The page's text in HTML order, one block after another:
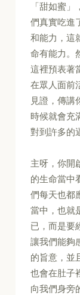
「甜如蜜
們真實吃進
和能力，這
命有能力。
這裡預表著
在眾人面前
見證，傳講
時候就會充
對到許多的
主呀，你開
的生命當中
們每天也都
當中，也就
已，而是要
讓我們能夠
的旨意，並
也會在肚子
向我們身旁